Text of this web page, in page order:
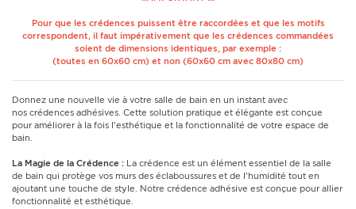
Pour que les crédences puissent être raccordées et que les motifs
correspondent, il faut impérativement que les crédences commandées
soient de dimensions identiques, par exemple :
(toutes en 60x60 cm) et non (60x60 cm avec 80x80 cm)
Donnez une nouvelle vie à votre salle de bain en un instant avec
nos crédences adhésives. Cette solution pratique et élégante est conçue
pour améliorer à la fois l'esthétique et la fonctionnalité de votre espace de
bain.
La Magie de la Crédence : La crédence est un élément essentiel de la salle
de bain qui protège vos murs des éclaboussures et de l'humidité tout en
ajoutant une touche de style. Notre crédence adhésive est conçue pour allier
fonctionnalité et esthétique.